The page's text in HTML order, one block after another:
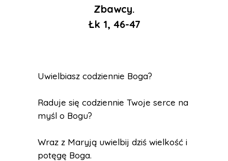
Zbawcy.
Łk 1, 46-47
Uwielbiasz codziennie Boga?
Raduje się codziennie Twoje serce na
myśl o Bogu?
Wraz z Maryją uwielbij dziś wielkość i
potęgę Boga.